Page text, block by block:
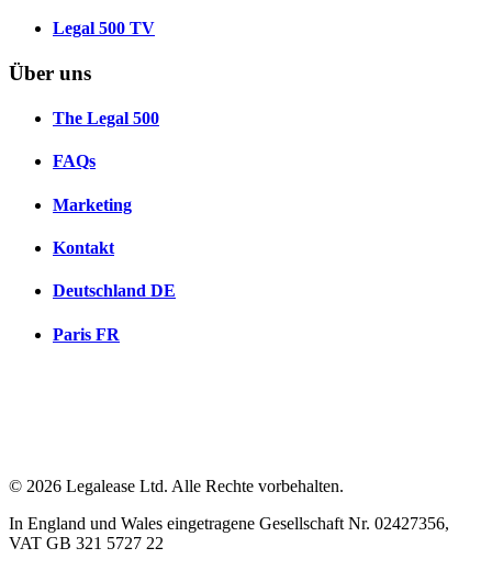
Legal 500 TV
Über uns
The Legal 500
FAQs
Marketing
Kontakt
Deutschland DE
Paris FR
© 2026 Legalease Ltd. Alle Rechte vorbehalten.
In England und Wales eingetragene Gesellschaft Nr. 02427356,
VAT GB 321 5727 22